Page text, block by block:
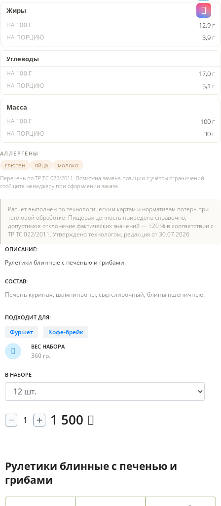
Жиры
12,9 г
3,9 г
Углеводы
17,0 г
5,1 г
Масса
100 г
30 г
АЛЛЕРГЕНЫ
глютен
яйца
молоко
Перечень по ТР ТС 022/2011. Возможна замена позиции с учётом ограничений:
сообщите менеджеру при оформлении заказа.
Расчёт выполнен по технологическим картам и нормативам потерь при
тепловой обработке. Пищевая ценность приведена справочно;
допустимое отклонение фактических значений — ±20 % в соответствии с
ТР ТС 022/2011. Утверждено технологом, редакция от 30.07.2026.
Рулетики блинные с печенью и
грибами
ОПИСАНИЕ:
Рулетики блинные с печенью и грибами.
СОСТАВ:
Печень куриная, шампиньоны, сыр сливочный, блины пшеничные.
ПОДХОДИТ ДЛЯ:
Фуршет Кофе-брейк
ВЕС НАБОРА
360 гр.
В НАБОРЕ
1 500